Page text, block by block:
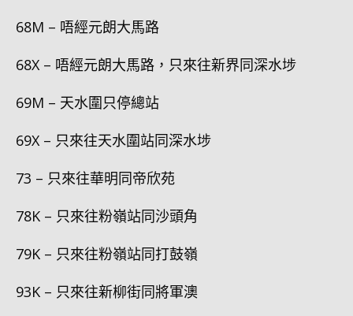
68M – 唔經元朗大馬路
68X – 唔經元朗大馬路，只來往新界同深水埗
69M – 天水圍只停總站
69X – 只來往天水圍站同深水埗
73 – 只來往華明同帝欣苑
78K – 只來往粉嶺站同沙頭角
79K – 只來往粉嶺站同打鼓嶺
93K – 只來往新柳街同將軍澳